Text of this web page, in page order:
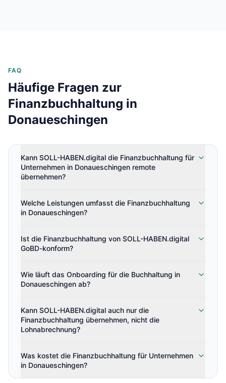
FAQ
Häufige Fragen zur
Finanzbuchhaltung in
Donaueschingen
Kann SOLL-HABEN.digital die Finanzbuchhaltung für
Unternehmen in Donaueschingen remote
übernehmen?
Welche Leistungen umfasst die Finanzbuchhaltung
in Donaueschingen?
Ist die Finanzbuchhaltung von SOLL-HABEN.digital
GoBD-konform?
Wie läuft das Onboarding für die Buchhaltung in
Donaueschingen ab?
Kann SOLL-HABEN.digital auch nur die
Finanzbuchhaltung übernehmen, nicht die
Lohnabrechnung?
Was kostet die Finanzbuchhaltung für Unternehmen
in Donaueschingen?